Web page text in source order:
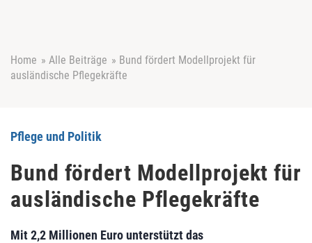
Home » Alle Beiträge » Bund fördert Modellprojekt für
ausländische Pflegekräfte
Pflege und Politik
Bund fördert Modellprojekt für
ausländische Pflegekräfte
Mit 2,2 Millionen Euro unterstützt das